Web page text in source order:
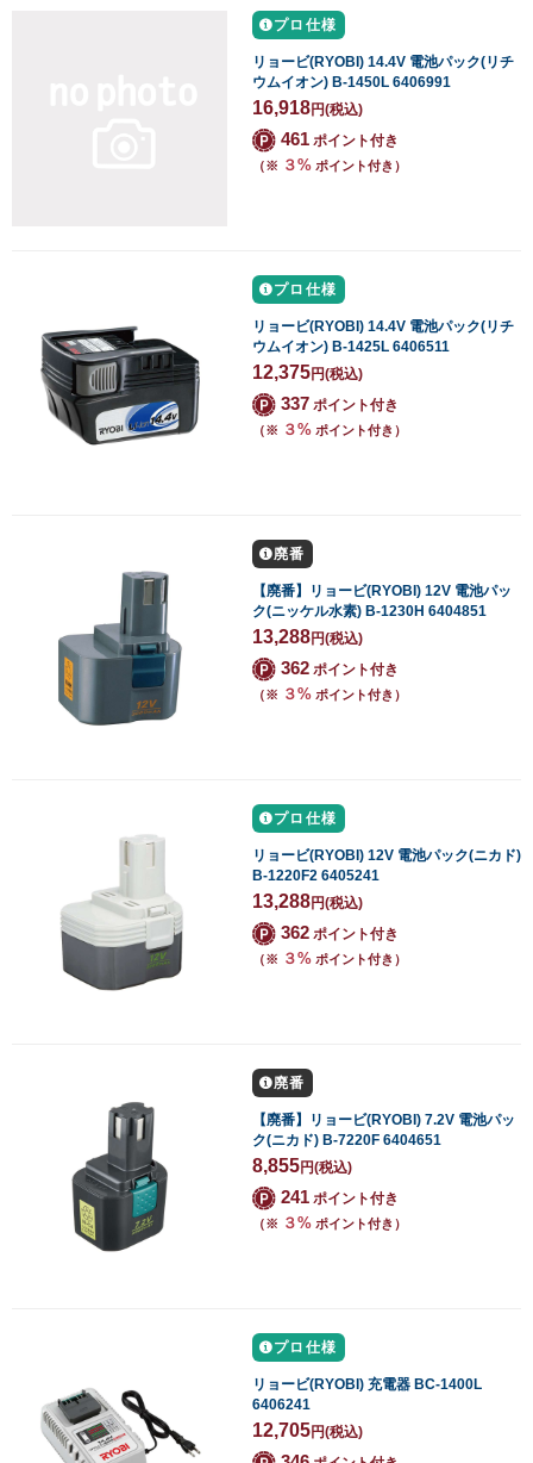
プロ仕様
リョービ(RYOBI) 14.4V 電池パック(リチ
ウムイオン) B-1450L 6406991
16,918円(税込)
461 ポイント付き
（※ ３% ポイント付き）
プロ仕様
リョービ(RYOBI) 14.4V 電池パック(リチ
ウムイオン) B-1425L 6406511
12,375円(税込)
337 ポイント付き
（※ ３% ポイント付き）
廃番
【廃番】リョービ(RYOBI) 12V 電池パッ
ク(ニッケル水素) B-1230H 6404851
13,288円(税込)
362 ポイント付き
（※ ３% ポイント付き）
プロ仕様
リョービ(RYOBI) 12V 電池パック(ニカド)
B-1220F2 6405241
13,288円(税込)
362 ポイント付き
（※ ３% ポイント付き）
廃番
【廃番】リョービ(RYOBI) 7.2V 電池パッ
ク(ニカド) B-7220F 6404651
8,855円(税込)
241 ポイント付き
（※ ３% ポイント付き）
プロ仕様
リョービ(RYOBI) 充電器 BC-1400L
6406241
12,705円(税込)